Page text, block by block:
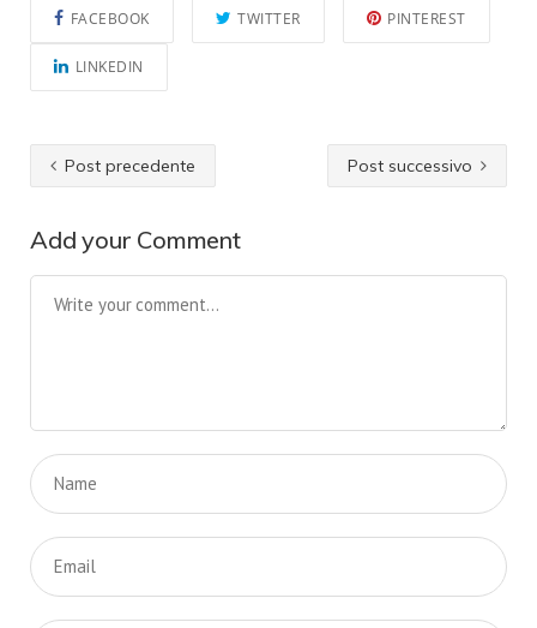
FACEBOOK TWITTER PINTEREST
LINKEDIN
Post precedente Post successivo
Add your Comment